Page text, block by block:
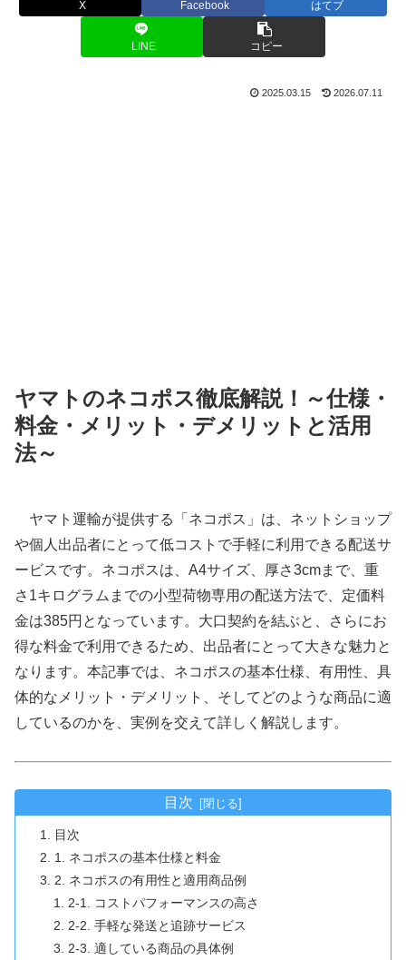
X Facebook はてブ
LINE コピー
2025.03.15 2026.07.11
ヤマトのネコポス徹底解説！～仕様・
料金・メリット・デメリットと活用
法～
ヤマト運輸が提供する「ネコポス」は、ネットショップ
や個人出品者にとって低コストで手軽に利用できる配送サ
ービスです。ネコポスは、A4サイズ、厚さ3cmまで、重
さ1キログラムまでの小型荷物専用の配送方法で、定価料
金は385円となっています。大口契約を結ぶと、さらにお
得な料金で利用できるため、出品者にとって大きな魅力と
なります。本記事では、ネコポスの基本仕様、有用性、具
体的なメリット・デメリット、そしてどのような商品に適
しているのかを、実例を交えて詳しく解説します。
目次
目次
1. ネコポスの基本仕様と料金
2. ネコポスの有用性と適用商品例
2-1. コストパフォーマンスの高さ
2-2. 手軽な発送と追跡サービス
2-3. 適している商品の具体例